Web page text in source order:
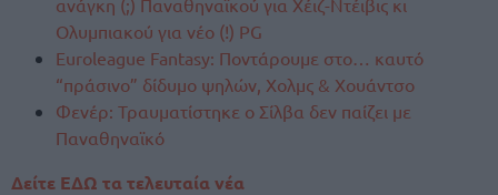
Ολυμπιακού για νέο (!) PG
Euroleague Fantasy: Ποντάρουμε στο… καυτό
“πράσινο” δίδυμο ψηλών, Χολμς & Χουάντσο
Φενέρ: Τραυματίστηκε ο Σίλβα δεν παίζει με
Παναθηναϊκό
Δείτε ΕΔΩ τα τελευταία νέα